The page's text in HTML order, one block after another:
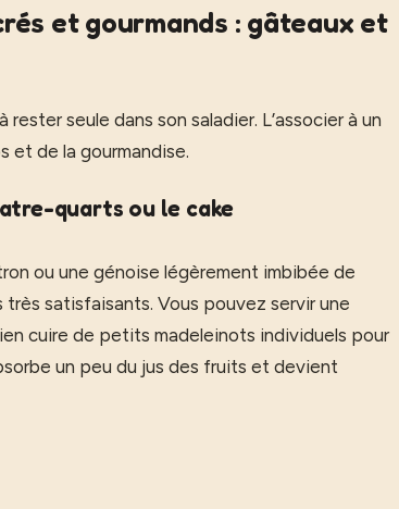
et gourmands : gâteaux et
seule dans son saladier. L’associer à un
et de la gourmandise.
quarts ou le cake
ou une génoise légèrement imbibée de
satisfaisants. Vous pouvez servir une
cuire de petits madeleinots individuels pour
un peu du jus des fruits et devient